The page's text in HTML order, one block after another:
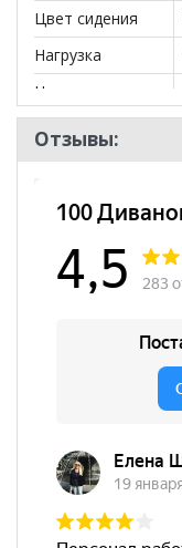
Цвет сидения
Нагрузка
Назначение
Высота
посадочного
Наличие
подлокотников
Регулировка по
высоте
наклона спинки
Бренд
Стиль
Отзывы: